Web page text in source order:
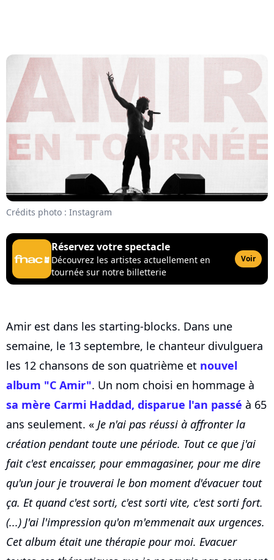
Crédits photo : Instagram
Réservez votre spectacle
Découvrez les artistes actuellement en
tournée sur notre billetterie
Voir
Amir est dans les starting-blocks. Dans une
semaine, le 13 septembre, le chanteur divulguera
les 12 chansons de son quatrième et nouvel
album "C Amir". Un nom choisi en hommage à
sa mère Carmi Haddad, disparue l'an passé à 65
ans seulement. « Je n'ai pas réussi à affronter la
création pendant toute une période. Tout ce que j'ai
fait c'est encaisser, pour emmagasiner, pour me dire
qu'un jour je trouverai le bon moment d'évacuer tout
ça. Et quand c'est sorti, c'est sorti vite, c'est sorti fort.
(...) J'ai l'impression qu'on m'emmenait aux urgences.
Cet album était une thérapie pour moi. Evacuer